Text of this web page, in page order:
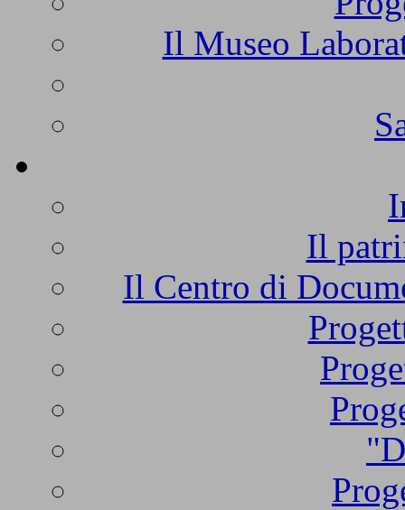
Il Museo
Il
Il Centro di